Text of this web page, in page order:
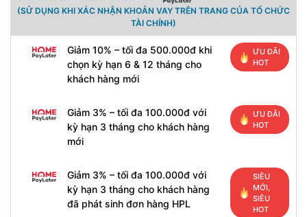
(SỬ DỤNG KHI XÁC NHẬN KHOẢN VAY TRÊN TRANG CỦA TỔ CHỨC
TÀI CHÍNH)
Giảm 10% – tối đa 500.000đ khi
chọn kỳ hạn 6 & 12 tháng cho
khách hàng mới
ƯU ĐÃI
HOT
Giảm 3% – tối đa 100.000đ với
kỳ hạn 3 tháng cho khách hàng
mới
ƯU ĐÃI
HOT
Giảm 3% – tối đa 100.000đ với
kỳ hạn 3 tháng cho khách hàng
đã phát sinh đơn hàng HPL
SIÊU
MỚI,
SIÊU
HOT